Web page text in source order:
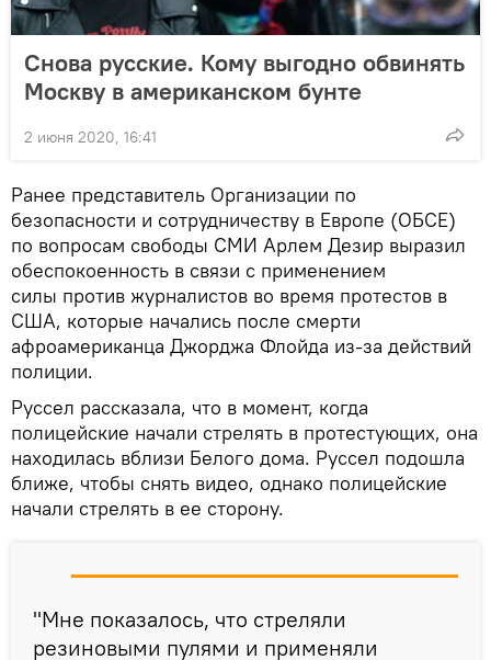
Снова русские. Кому выгодно обвинять
Москву в американском бунте
2 июня 2020, 16:41
Ранее представитель Организации по
безопасности и сотрудничеству в Европе (ОБСЕ)
по вопросам свободы СМИ Арлем Дезир выразил
обеспокоенность в связи с применением
силы против журналистов во время протестов в
США, которые начались после смерти
афроамериканца Джорджа Флойда из-за действий
полиции.
Руссел рассказала, что в момент, когда
полицейские начали стрелять в протестующих, она
находилась вблизи Белого дома. Руссел подошла
ближе, чтобы снять видео, однако полицейские
начали стрелять в ее сторону.
"Мне показалось, что стреляли
резиновыми пулями и применяли